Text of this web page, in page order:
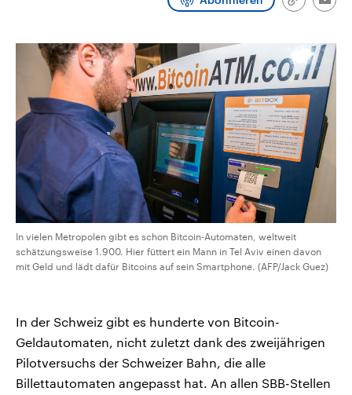
und Hintergründe zu den Parteien
Programm Podcasts
Audio-Archiv
Link
In vielen Metropolen gibt es schon Bitcoin-Automaten, weltweit
schätzungsweise 1.900. Hier füttert ein Mann in Tel Aviv einen davon
mit Geld und lädt dafür Bitcoins auf sein Smartphone. (AFP/Jack Guez)
In der Schweiz gibt es hunderte von Bitcoin-
Geldautomaten, nicht zuletzt dank des zweijährigen
Pilotversuchs der Schweizer Bahn, die alle
Billettautomaten angepasst hat. An allen SBB-Stellen